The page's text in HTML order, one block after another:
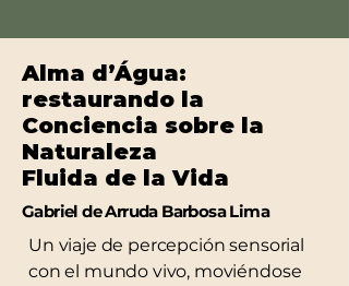
Alma d’Água:
restaurando la
Conciencia sobre la
Naturaleza
Fluida de la Vida
Gabriel de Arruda Barbosa Lima
Un viaje de percepción sensorial
con el mundo vivo, moviéndose